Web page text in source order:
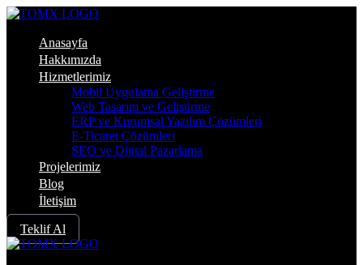
Anasayfa
Hakkımızda
Hizmetlerimiz
Mobil Uygulama Geliştirme
Web Tasarım ve Geliştirme
ERP ve Kurumsal Yazılım Çözümleri
E-Ticaret Çözümleri
SEO ve Dijital Pazarlama
Projelerimiz
Blog
İletişim
Teklif Al